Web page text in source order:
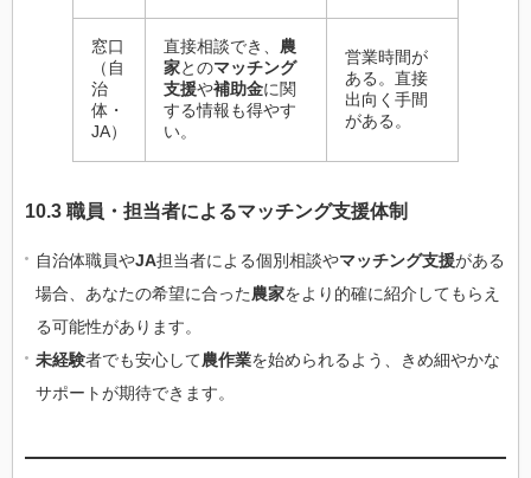
窓口
（自
治
体・
JA）
直接相談でき、 農
家とのマッチング
支援や補助金に関
する情報も得やす
い。
営業時間が
ある。直接
出向く手間
がある。
10.3 職員・担当者によるマッチング支援体制
自治体職員やJA担当者による個別相談やマッチング支援がある
場合、あなたの希望に合った農家をより的確に紹介してもらえ
る可能性があります。
未経験者でも安心して農作業を始められるよう、きめ細やかな
サポートが期待できます。